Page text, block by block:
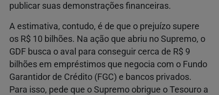
publicar suas demonstrações financeiras.
A estimativa, contudo, é de que o prejuízo supere
os R$ 10 bilhões. Na ação que abriu no Supremo, o
GDF busca o aval para conseguir cerca de R$ 9
bilhões em empréstimos que negocia com o Fundo
Garantidor de Crédito (FGC) e bancos privados.
Para isso, pede que o Supremo obrigue o Tesouro a